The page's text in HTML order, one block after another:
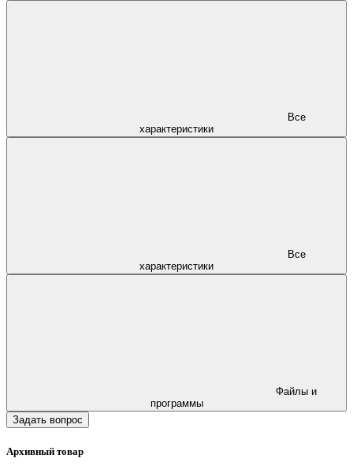
характеристики
характеристики
программы
Задать вопрос
Архивный товар